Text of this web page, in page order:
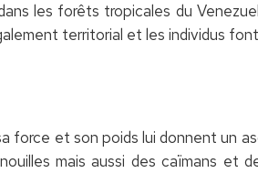
les forêts tropicales du
territorial et les individus
force et son poids lui donnent un
mais aussi des caïmans et